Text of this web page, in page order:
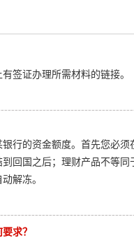
签证办理所需材料的链接。
行的资金额度。首先您必
回国之后；理财产品不等
解冻。
求？